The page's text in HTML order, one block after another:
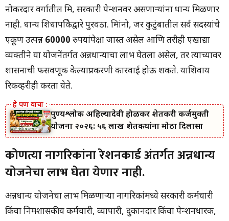
नोकरदार वर्गातील मित्र, सरकारी पेन्शनवर असणाऱ्यांना धान्य मिळणार
नाही. धान्य शिधापत्रिकेद्वारे पुरवठा. मित्रांनो, जर कुटुंबातील सर्व सदस्यांचे
एकूण उत्पन्न 60000 रुपयांपेक्षा जास्त असेल आणि तरीही एखाद्या
व्यक्तीने या योजनेंतर्गत अन्नधान्याचा लाभ घेतला असेल, तर त्याच्यावर
शासनाची फसवणूक केल्याप्रकरणी कारवाई होऊ शकते. याशिवाय
रिकव्हरीही करता येते.
पुण्यश्लोक अहिल्यादेवी होळकर शेतकरी कर्जमुक्ती
योजना २०२६: ५६ लाख शेतकऱ्यांना मोठा दिलासा
कोणत्या नागरिकांना रेशनकार्ड अंतर्गत अन्नधान्य
योजनेचा लाभ घेता येणार नाही.
अन्नधान्य योजनेचा लाभ मिळणाऱ्या नागरिकांमध्ये सरकारी कर्मचारी
किंवा निमशासकीय कर्मचारी, व्यापारी, दुकानदार किंवा पेन्शनधारक,